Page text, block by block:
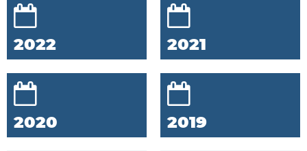
2022 2021
2020 2019